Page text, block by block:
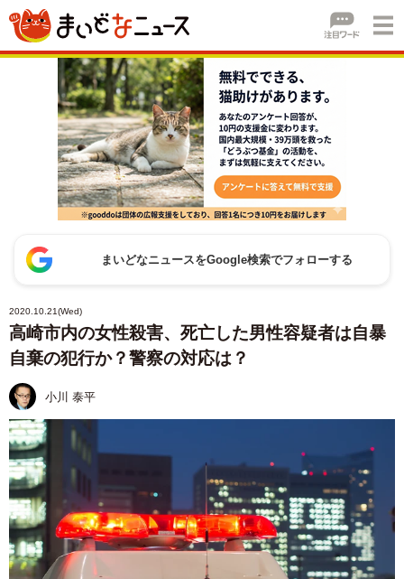
まいどなニュースをGoogle検索でフォローする
2020.10.21(Wed)
高崎市内の女性殺害、死亡した男性容疑者は自暴
自棄の犯行か？警察の対応は？
小川 泰平